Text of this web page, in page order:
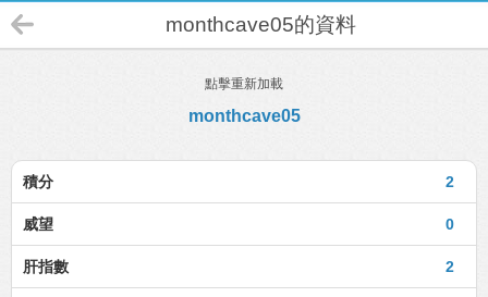
monthcave05的資料
點擊重新加載
monthcave05
2
積分
0
威望
2
肝指數